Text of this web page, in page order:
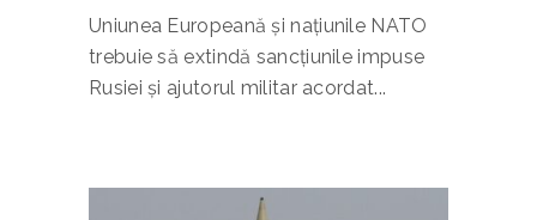
Uniunea Europeană și națiunile NATO
trebuie să extindă sancțiunile impuse
Rusiei și ajutorul militar acordat